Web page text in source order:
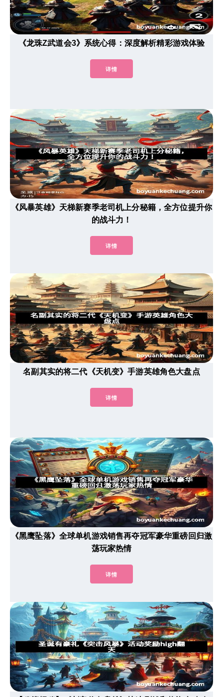
《龙珠Z武道会3》系统心得：深度解析精彩游戏体验
详情
《风暴英雄》天梯新赛季老司机上分秘籍，全方位提升你
的战斗力！
详情
名副其实的将二代《天机变》手游英雄角色大盘点
详情
《黑鹰坠落》全球单机游戏销售再夺冠军豪华重磅回归激
荡玩家热情
详情